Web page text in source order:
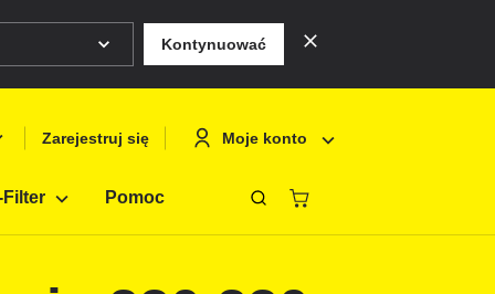
Kontynuować
Zarejestruj się Moje konto
Filter Pomoc